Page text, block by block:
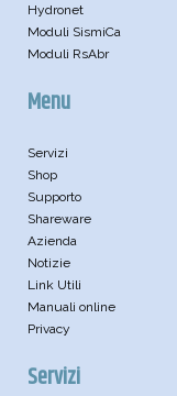
Hydronet
Moduli SismiCa
Moduli RsAbr
Menu
Servizi
Shop
Supporto
Shareware
Azienda
Notizie
Link Utili
Manuali online
Privacy
Servizi